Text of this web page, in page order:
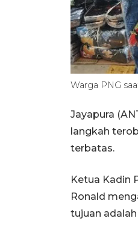
Warga PNG
Jayapura
langkah
terbatas.
Ketua Kadin
Ronald
tujuan